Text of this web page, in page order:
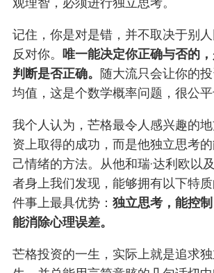
记住，你是对是错，并不取决于别
反对你。 唯一能决定你正确与否的
判断是否正确。 随大流只会让你的
均值，这是个数学概率问题，很公
我个人认为，芒格最令人感兴趣的
资上取得的成功，而是他独立思考
己情绪的方法。从他和瑞·达利欧以
者身上我们发现，能够拥有以下特
件事上最具优势： 独立思考，能控
能消除心理误差。
芒格投资的一生，实际上就是追求